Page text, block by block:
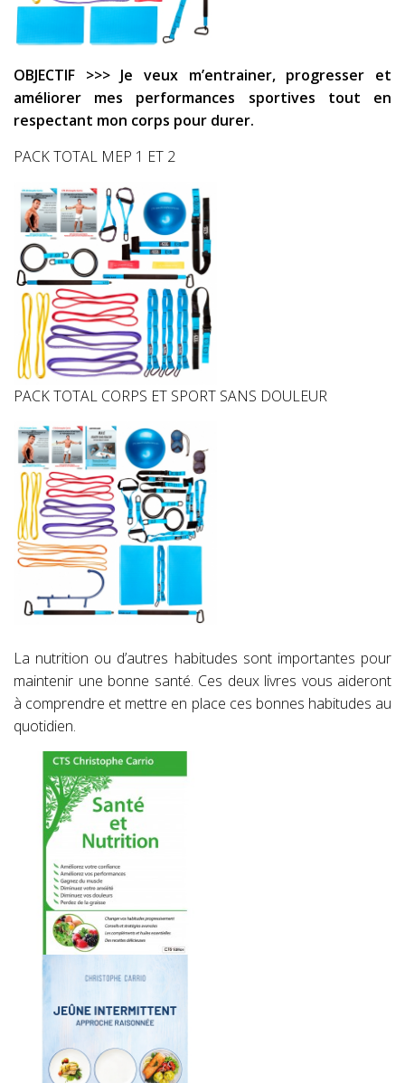
OBJECTIF >>> Je veux m’entrainer, progresser et
améliorer mes performances sportives tout en
respectant mon corps pour durer.
PACK TOTAL MEP 1 ET 2
PACK TOTAL CORPS ET SPORT SANS DOULEUR
La nutrition ou d’autres habitudes sont importantes pour
maintenir une bonne santé. Ces deux livres vous aideront
à comprendre et mettre en place ces bonnes habitudes au
quotidien.